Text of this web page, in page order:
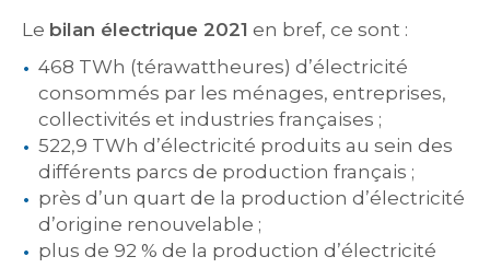
Le bilan électrique 2021 en bref, ce sont :
468 TWh (térawattheures) d’électricité
consommés par les ménages, entreprises,
collectivités et industries françaises ;
522,9 TWh d’électricité produits au sein des
différents parcs de production français ;
près d’un quart de la production d’électricité
d’origine renouvelable ;
plus de 92 % de la production d’électricité